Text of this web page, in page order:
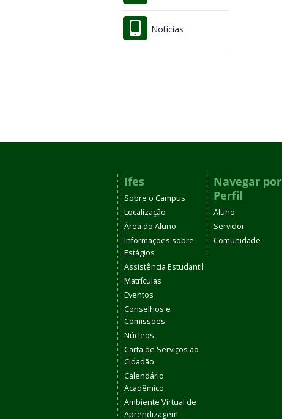
Notícias
Ifes
Sobre o Campus
Localização
Área do Aluno
Informações sobre
Estágios
Assistência Estudantil
Matrículas
Eventos
Conselhos e
Comissões
Núcleos
Carta de Serviços ao
Cidadão
Calendário
Acadêmico
Ambiente Virtual de
Aprendizagem -
Navegar por
Perfil
Aluno
Servidor
Comunidade